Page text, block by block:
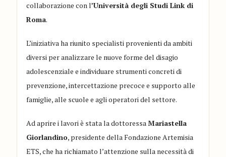
collaborazione con l’Università degli Studi Link di
Roma.
L’iniziativa ha riunito specialisti provenienti da ambiti
diversi per analizzare le nuove forme del disagio
adolescenziale e individuare strumenti concreti di
prevenzione, intercettazione precoce e supporto alle
famiglie, alle scuole e agli operatori del settore.
Ad aprire i lavori è stata la dottoressaMariastella
Giorlandino, presidente della Fondazione Artemisia
ETS, che ha richiamato l’attenzione sulla necessità di